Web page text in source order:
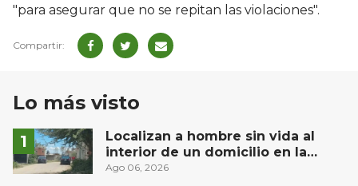
"para asegurar que no se repitan las violaciones".
Lo más visto
Localizan a hombre sin vida al
interior de un domicilio en la
comunidad El Rodeo, San Juan del
Ago 06, 2026